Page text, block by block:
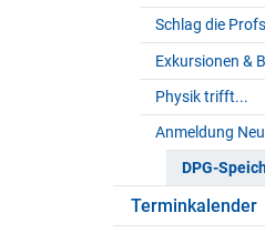
Schlag die Profs
Exkursionen &
Physik trifft...
Anmeldung
DPG-
Terminkalender